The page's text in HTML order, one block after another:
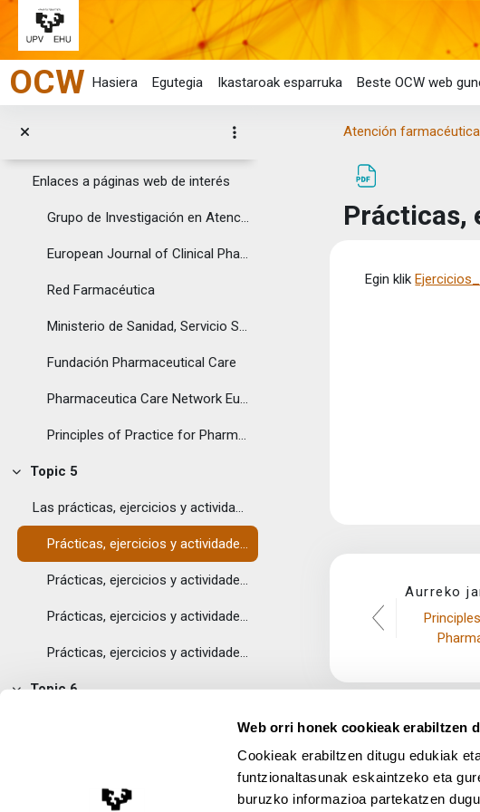
Web orri honek cookieak erabiltzen
Cookieak erabiltzen ditugu edukiak
funtzionaltasunak eskaintzeko eta
buruzko informazioa partekatzen
Joan eduki nagusira zuzenean
OCW Hasiera Egutegia Ikastaroak esparruka Beste OCW web
Foro de Atención Farmacéutica
Bases de la atención farmacéutica en Farmacia Hospitalaria
Enlaces a páginas web de interés
Grupo de Investigación en Atención Farmacéutica. Universidad de Granada
European Journal of Clinical Pharmacy
Red Farmacéutica
Ministerio de Sanidad, Servicio Sociales e Igualdad
Fundación Pharmaceutical Care
Pharmaceutica Care Network Europe
Principles of Practice for Pharmaceutical Care
Tolestu
Topic 5
Las prácticas, ejercicios y actividades propuestas...
Prácticas, ejercicios y actividades. Módulo I.
Prácticas, ejercicios y actividades. Módulo I. con Respuestas
Prácticas, ejercicios y actividades. Módulo II.
Prácticas, ejercicios y actividades. Módulo II. con Respuestas
Topic 6
Esta autoevaluación ayudará al alumnado a saber si...
Autoevaluación con Respuestas
Atención
Prácticas,
Egin klik
Aurreko
Lege Oharra App